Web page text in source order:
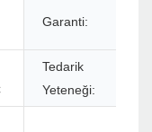
Garanti:
Tedarik
Yeteneği: